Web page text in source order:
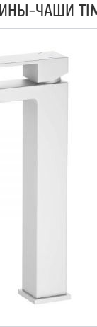
ЧАШИ